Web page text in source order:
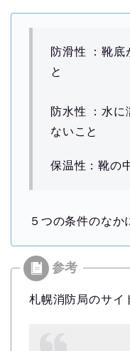
防滑性 ：靴底
と
防水性 ：水に
ないこと
保温性：靴の
５つの条件のなか
札幌消防局のサイ